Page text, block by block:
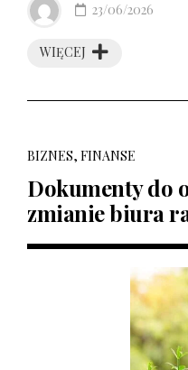
WIĘCEJ
23/06/2026
BIZNES, FINANSE
Dokumenty do
zmianie biura